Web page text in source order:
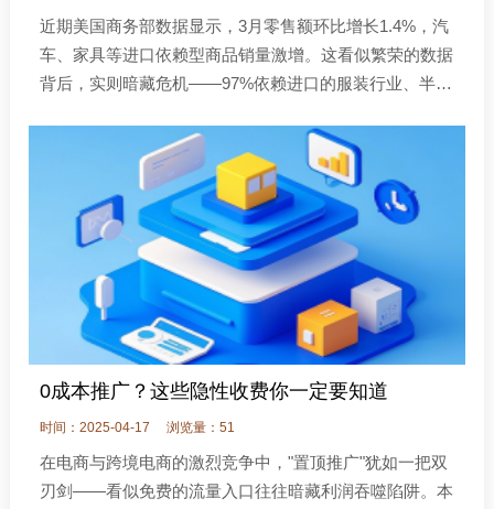
近期美国商务部数据显示，3月零售额环比增长1.4%，汽
车、家具等进口依赖型商品销量激增。这看似繁荣的数据
背后，实则暗藏危机——97%依赖进口的服装行业、半数
0成本推广？这些隐性收费你一定要知道
时间：2025-04-17 浏览量：51
在电商与跨境电商的激烈竞争中，"置顶推广"犹如一把双
刃剑——看似免费的流量入口往往暗藏利润吞噬陷阱。本